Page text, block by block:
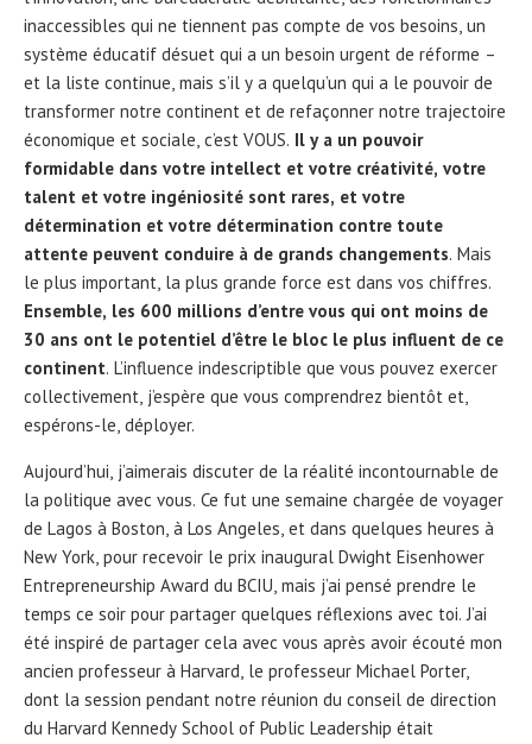
inaccessibles qui ne tiennent pas compte de vos besoins, un
système éducatif désuet qui a un besoin urgent de réforme –
et la liste continue, mais s’il y a quelqu’un qui a le pouvoir de
transformer notre continent et de refaçonner notre trajectoire
économique et sociale, c’est VOUS. Il y a un pouvoir
formidable dans votre intellect et votre créativité, votre
talent et votre ingéniosité sont rares, et votre
détermination et votre détermination contre toute
attente peuvent conduire à de grands changements. Mais
le plus important, la plus grande force est dans vos chiffres.
Ensemble, les 600 millions d’entre vous qui ont moins de
30 ans ont le potentiel d’être le bloc le plus influent de ce
continent. L’influence indescriptible que vous pouvez exercer
collectivement, j’espère que vous comprendrez bientôt et,
espérons-le, déployer.
Aujourd’hui, j’aimerais discuter de la réalité incontournable de
la politique avec vous. Ce fut une semaine chargée de voyager
de Lagos à Boston, à Los Angeles, et dans quelques heures à
New York, pour recevoir le prix inaugural Dwight Eisenhower
Entrepreneurship Award du BCIU, mais j’ai pensé prendre le
temps ce soir pour partager quelques réflexions avec toi. J’ai
été inspiré de partager cela avec vous après avoir écouté mon
ancien professeur à Harvard, le professeur Michael Porter,
dont la session pendant notre réunion du conseil de direction
du Harvard Kennedy School of Public Leadership était